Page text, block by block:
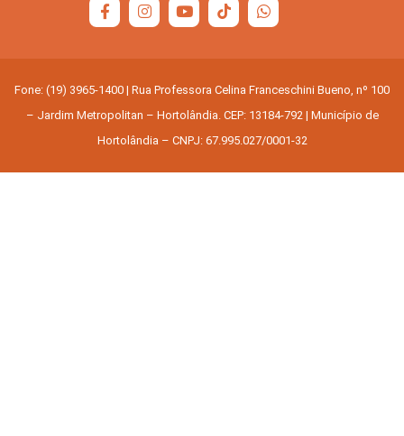
Fone: (19) 3965-1400 | Rua Professora Celina Franceschini Bueno, nº 100
– Jardim Metropolitan – Hortolândia. CEP: 13184-792 | Município de
Hortolândia – CNPJ: 67.995.027/0001-32